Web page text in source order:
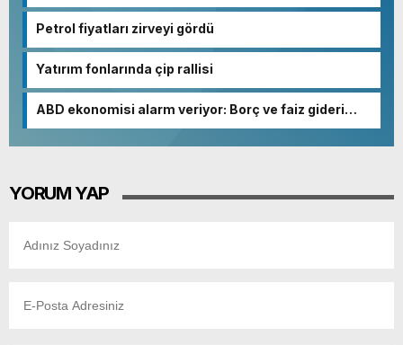
Petrol fiyatları zirveyi gördü
Yatırım fonlarında çip rallisi
ABD ekonomisi alarm veriyor: Borç ve faiz gideri
YORUM YAP